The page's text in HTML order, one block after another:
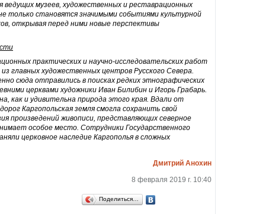
музеев, художественных и реставрационных
только становятся значимыми событиями культурной
открывая перед ними новые перспективы
практических и научно-исследовательских работ
главных художественных центров Русского Севера.
сюда отправились в поисках редких этнографических
церквами художники Иван Билибин и Игорь Грабарь.
как и удивительна природа этого края. Вдали от
Каргопольская земля смогла сохранить свой
произведений живописи, представляющих северное
особое место. Сотрудники Государственного
церковное наследие Каргополья в сложных
Дмитрий Анохин
8 февраля 2019 г. 10:40
Поделиться…